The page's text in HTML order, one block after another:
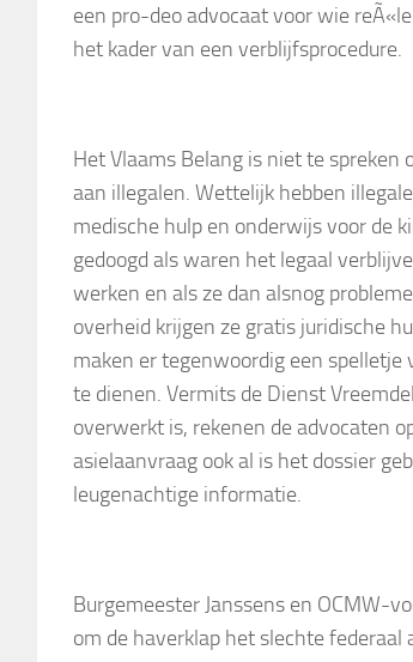
een pro-deo advocaat voor wie
het kader van een verblijfsprocedure.
Het Vlaams Belang is niet te
aan illegalen. Wettelijk hebben
medische hulp en onderwijs voor de
gedoogd als waren het legaal
werken en als ze dan alsnog
overheid krijgen ze gratis juridische
maken er tegenwoordig een
te dienen. Vermits de Dienst
overwerkt is, rekenen de advocaten
asielaanvraag ook al is het dossier
leugenachtige informatie.
Burgemeester Janssens en OCMW-
om de haverklap het slechte